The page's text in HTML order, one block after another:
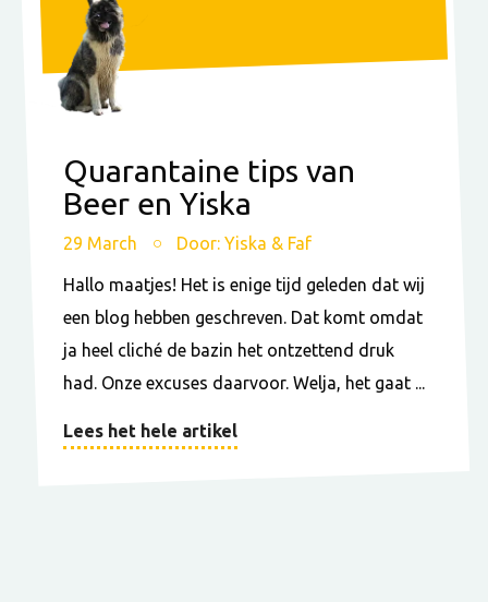
Quarantaine tips van
Beer en Yiska
29 March Door: Yiska & Faf
Hallo maatjes! Het is enige tijd geleden dat wij
een blog hebben geschreven. Dat komt omdat
ja heel cliché de bazin het ontzettend druk
had. Onze excuses daarvoor. Welja, het gaat ...
Lees het hele artikel